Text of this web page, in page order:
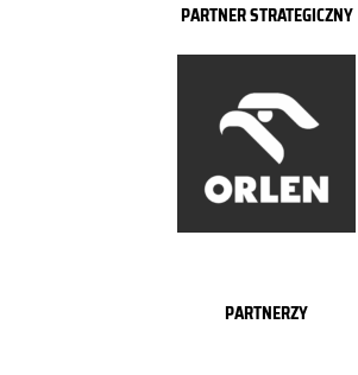
PARTNER STRATEGICZNY
PARTNERZY